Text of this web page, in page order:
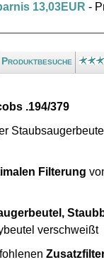
13,03EUR -
Produktbesuche
.194/379
Filterung
verschweißt